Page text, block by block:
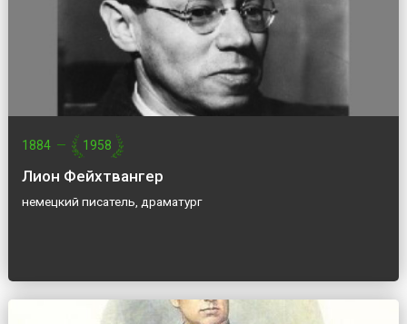
1884 — 1958
Лион Фейхтвангер
немецкий писатель, драматург